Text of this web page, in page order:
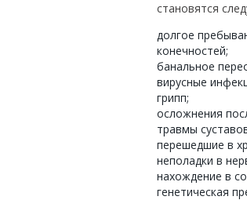
становятся
долгое
конечностей;
банальное
вирусные
грипп;
осложнения
травмы
перешедшие в
неполадки в
нахождение в
генетическая